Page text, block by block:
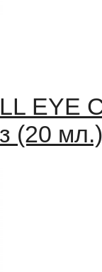
EYE
(20 мл.)